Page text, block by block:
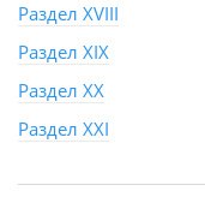
Раздел XVIII
Раздел XIX
Раздел XX
Раздел XXI